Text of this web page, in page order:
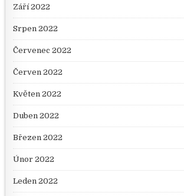
Září 2022
Srpen 2022
Červenec 2022
Červen 2022
Květen 2022
Duben 2022
Březen 2022
Únor 2022
Leden 2022